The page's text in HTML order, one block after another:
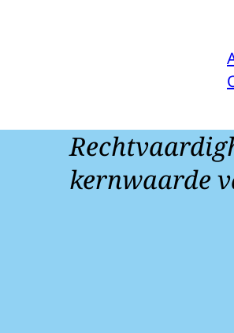
kernwaarde